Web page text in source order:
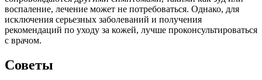
воспаление, лечение может не потребоваться. Однако, для
исключения серьезных заболеваний и получения
рекомендаций по уходу за кожей, лучше проконсультироваться
с врачом.
Советы